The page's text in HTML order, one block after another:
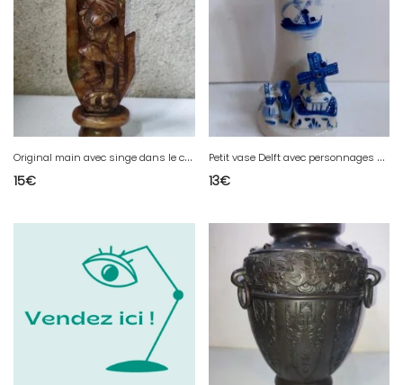
O
riginal main avec singe dans le creux dorigine asiatique en pierre en bon etat
15€
P
etit vase Delft avec personnages et moulin en bon etat
13€